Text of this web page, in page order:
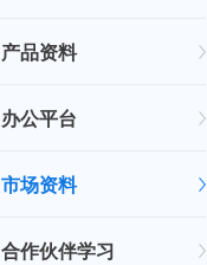
产品资料
办公平台
市场资料
合作伙伴学习